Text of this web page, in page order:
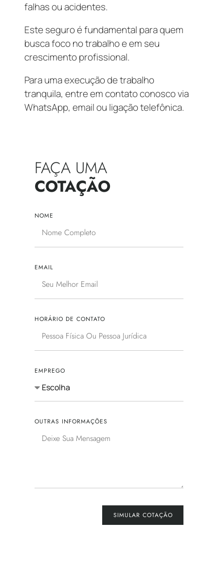
falhas ou acidentes.
Este seguro é fundamental para quem
busca foco no trabalho e em seu
crescimento profissional.
Para uma execução de trabalho
tranquila, entre em contato conosco via
WhatsApp, email ou ligação telefônica.
FAÇA UMA
COTAÇÃO
NOME
EMAIL
HORÁRIO DE CONTATO
EMPREGO
OUTRAS INFORMAÇÕES
SIMULAR COTAÇÃO